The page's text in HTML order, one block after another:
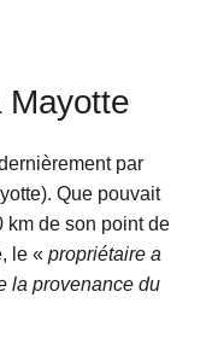
Mayotte
par
Que pouvait
km de son point de
le « propriétaire a
la provenance du